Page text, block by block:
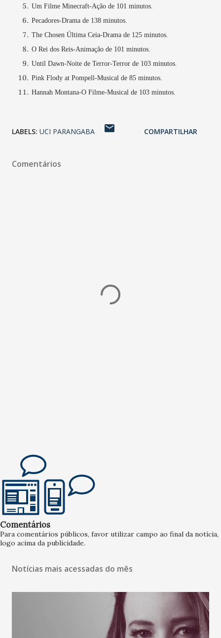
Um Filme Minecraft-Ação de 101 minutos.
Pecadores-Drama de 138 minutos.
The Chosen Última Ceia-Drama de 125 minutos.
O Rei dos Reis-Animação de 101 minutos.
Until Dawn-Noite de Terror-Terror de 103 minutos.
Pink Flody at Pompell-Musical de 85 minutos.
Hannah Montana-O Filme-Musical de 103 minutos.
LABELS: UCI PARANGABA COMPARTILHAR
Comentários
Comentários
Para comentários públicos, favor utilizar campo ao final da notícia,
logo acima da publicidade.
Notícias mais acessadas do mês